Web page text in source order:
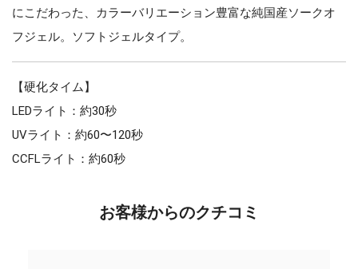
にこだわった、カラーバリエーション豊富な純国産ソークオ
フジェル。ソフトジェルタイプ。
【硬化タイム】
LEDライト：約30秒
UVライト：約60〜120秒
CCFLライト：約60秒
お客様からのクチコミ